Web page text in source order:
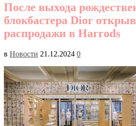
После выхода
блокбастера Dior
распродажи в Harrods
в Новости 21.12.2024 0